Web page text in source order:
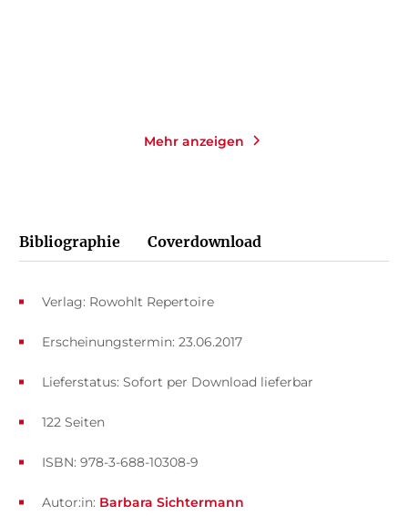
Mehr anzeigen
Bibliographie Coverdownload
Verlag: Rowohlt Repertoire
Erscheinungstermin: 23.06.2017
Lieferstatus: Sofort per Download lieferbar
ISBN: 978-3-688-10308-9
122 Seiten
Autor:in: Barbara Sichtermann